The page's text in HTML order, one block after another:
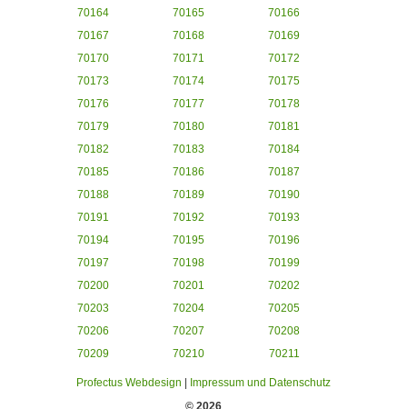
70164
70165
70166
70167
70168
70169
70170
70171
70172
70173
70174
70175
70176
70177
70178
70179
70180
70181
70182
70183
70184
70185
70186
70187
70188
70189
70190
70191
70192
70193
70194
70195
70196
70197
70198
70199
70200
70201
70202
70203
70204
70205
70206
70207
70208
70209
70210 70211
Profectus Webdesign
Impressum und Datenschutz